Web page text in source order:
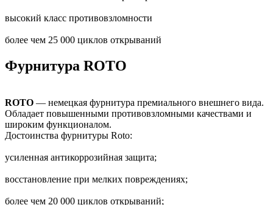
высокий класс противовзломности
более чем 25 000 циклов открываний
Фурнитура ROTO
ROTO — немецкая фурнитура премиального внешнего вида.
Обладает повышенными противовзломными качествами и
широким функционалом.
Достоинства фурнитуры Roto:
усиленная антикоррозийная защита;
восстановление при мелких повреждениях;
более чем 20 000 циклов открываний;